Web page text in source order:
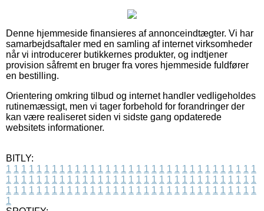
Denne hjemmeside finansieres af annonceindtægter. Vi har
samarbejdsaftaler med en samling af internet virksomheder
når vi introducerer butikkernes produkter, og indtjener
provision såfremt en bruger fra vores hjemmeside fuldfører
en bestilling.
Orientering omkring tilbud og internet handler vedligeholdes
rutinemæssigt, men vi tager forbehold for forandringer der
kan være realiseret siden vi sidste gang opdaterede
websitets informationer.
BITLY:
1 1 1 1 1 1 1 1 1 1 1 1 1 1 1 1 1 1 1 1 1 1 1 1 1 1 1 1 1 1 1 1 1
1 1 1 1 1 1 1 1 1 1 1 1 1 1 1 1 1 1 1 1 1 1 1 1 1 1 1 1 1 1 1 1 1
1 1 1 1 1 1 1 1 1 1 1 1 1 1 1 1 1 1 1 1 1 1 1 1 1 1 1 1 1 1 1 1 1
1